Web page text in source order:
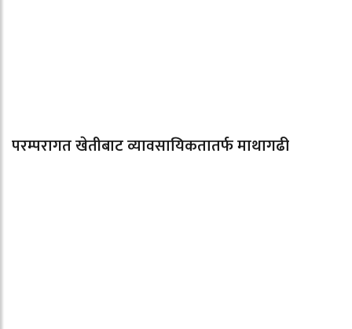
परम्परागत खेतीबाट व्यावसायिकतातर्फ माथागढी